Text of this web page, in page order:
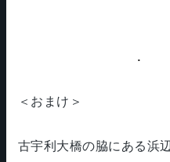
＜おまけ＞
古宇利大橋の脇にある浜